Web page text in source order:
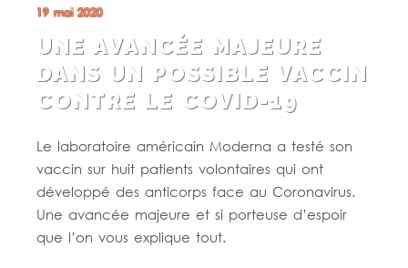
19 mai 2020
UNE AVANCÉE MAJEURE
DANS UN POSSIBLE VACCIN
CONTRE LE COVID-19
Le laboratoire américain Moderna a testé son
vaccin sur huit patients volontaires qui ont
développé des anticorps face au Coronavirus.
Une avancée majeure et si porteuse d’espoir
que l’on vous explique tout.